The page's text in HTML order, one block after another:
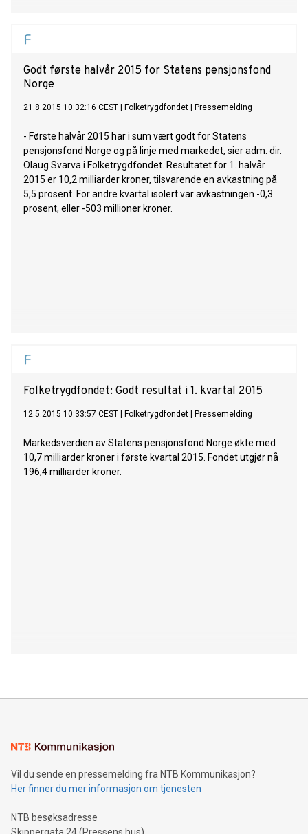
Godt første halvår 2015 for Statens pensjonsfond
Norge
21.8.2015 10:32:16 CEST Folketrygdfondet Pressemelding
- Første halvår 2015 har i sum vært godt for Statens
pensjonsfond Norge og på linje med markedet, sier adm. dir.
Olaug Svarva i Folketrygdfondet. Resultatet for 1. halvår
2015 er 10,2 milliarder kroner, tilsvarende en avkastning på
5,5 prosent. For andre kvartal isolert var avkastningen -0,3
prosent, eller -503 millioner kroner.
Folketrygdfondet: Godt resultat i 1. kvartal 2015
12.5.2015 10:33:57 CEST Folketrygdfondet Pressemelding
Markedsverdien av Statens pensjonsfond Norge økte med
10,7 milliarder kroner i første kvartal 2015. Fondet utgjør nå
196,4 milliarder kroner.
Vil du sende en pressemelding fra NTB Kommunikasjon?
Her finner du mer informasjon om tjenesten
NTB besøksadresse